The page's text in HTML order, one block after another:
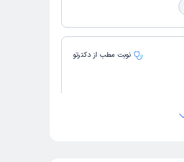
نوبت مطب از دکترتو